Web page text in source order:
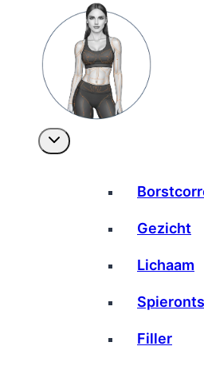
Gezicht
Lichaam
Filler